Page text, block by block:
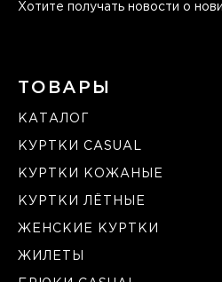
Хотите получать новости о
ТОВАРЫ
КАТАЛОГ
КУРТКИ CASUAL
КУРТКИ КОЖАНЫЕ
КУРТКИ ЛЁТНЫЕ
ЖЕНСКИЕ КУРТКИ
ЖИЛЕТЫ